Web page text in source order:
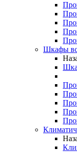
Шкафы